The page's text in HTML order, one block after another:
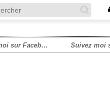
Suivez moi sur Facebook!